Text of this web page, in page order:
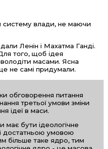
систему влади, не маючи
Ленін і Махатма Ганді.
того, щоб ідея
масами. Ясна
не самі придумали.
обговорення питання
третьої умови зміни
ідеї в маси.
має бути ідеологічне
достатньою умовою
більше таке ядро, тим